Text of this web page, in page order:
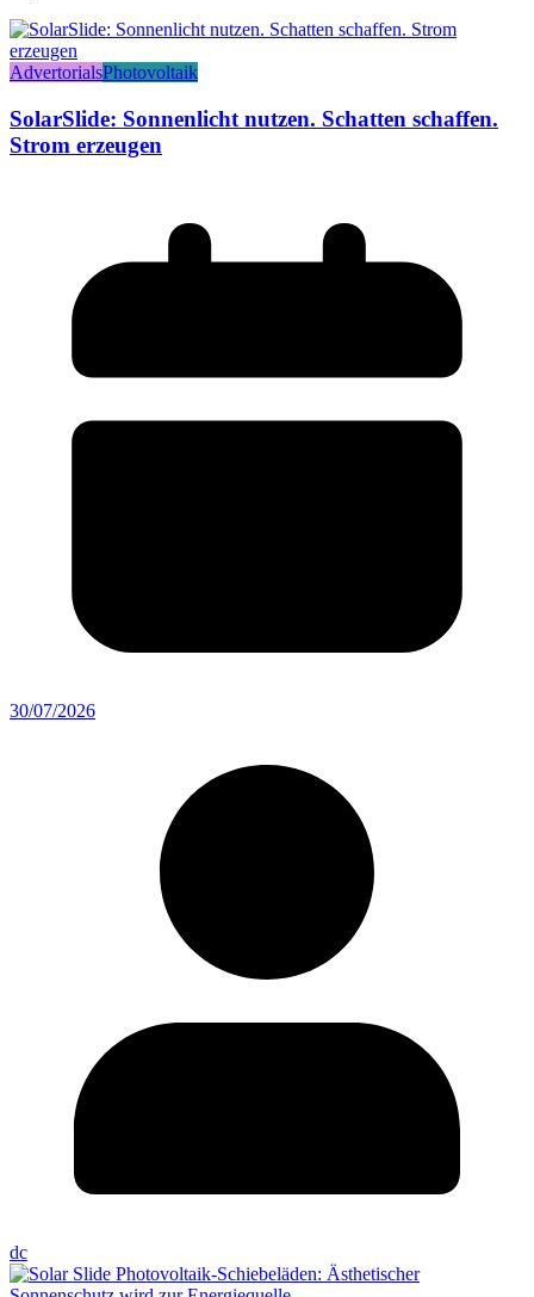
AdvertorialsPhotovoltaik
SolarSlide: Sonnenlicht nutzen. Schatten schaffen.
Strom erzeugen
30/07/2026
dc